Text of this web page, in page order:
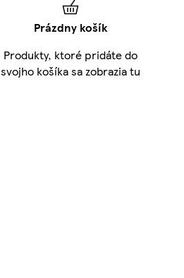
Prázdny košík
Produkty, ktoré pridáte do
svojho košíka sa zobrazia tu